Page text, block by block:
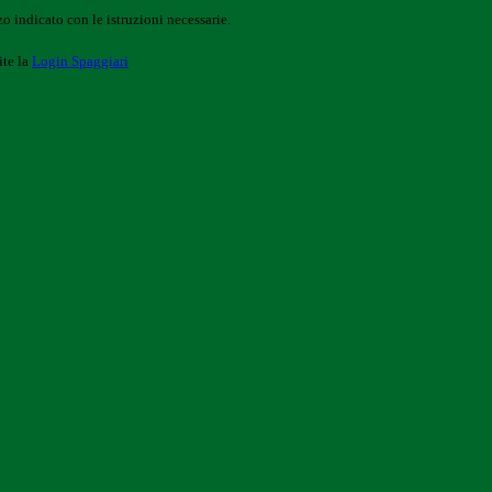
indicato con le istruzioni necessarie.
la Login Spaggiari